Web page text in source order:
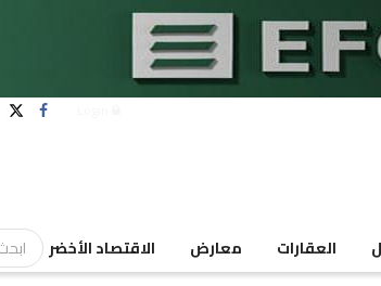
العقارات معارض الاقتصاد الأخضر